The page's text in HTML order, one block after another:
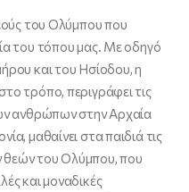
του Ολύμπου που
του τόπου μας. Με οδηγό
και του Ησίοδου, η
τρόπο, περιγράφει τις
ανθρώπων στην Αρχαία
μαθαίνει στα παιδιά τις
θεών του Ολύμπου, που
και μοναδικές